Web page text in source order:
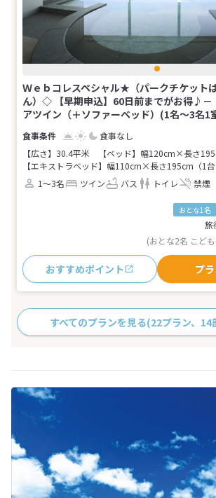
Ｗｅｂコレスペシャル★（パークチケット
ん）◇ 【早期申込】60日前までがお得♪－
アツイン（＋ソファーベッド）(1名～3名1
食事なし
【広さ】30.4平米
【ベッド】幅120cm×長さ
【エキストラベッド】幅110cm×長さ195cm（1台
1～3名
ツイン バス トイレ 禁煙
おとな1名
旅
(おとな2名 こど
おすすめポイント プ
すべてのプランを見る(22プラン、14